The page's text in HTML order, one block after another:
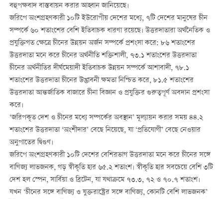
বহুপক্ষবাদ বাস্তবায়ন করার আহ্বান জানিয়েছে।
জরিপে অংশগ্রহণকারী ১০টি ইউরোপীয় দেশের মধ্যে, ৭টি দেশের মানুষের চীন
সম্পর্কে ৬০ শতাংশের বেশি ইতিবাচক ধারণা রয়েছে। উত্তরদাতারা অর্থনৈতিক ও
প্রযুক্তিগত ক্ষেত্রে চীনের উন্নয়ন অর্জন সম্পর্কে প্রশংসা করে: ৮৬ শতাংশের
উত্তরদাতা মনে করে চীনের অর্থনীতি শক্তিশালী, ৭৩.১ শতাংশের উত্তরদাতা
চীনের অর্থনীতির দীর্ঘমেয়াদী ইতিবাচক উন্নয়ন সম্পর্কে আশাবাদী, ৭৮.১
শতাংশের উত্তরদাতা চীনের উদ্ভাবনী ক্ষমতা নিশ্চিত করে, ৮১.৫ শতাংশের
উত্তরদাতা আন্তর্জাতিক বাজারে চীনা বিজ্ঞান ও প্রযুক্তির গুরুত্বপূর্ণ অবদান প্রশংসা
করে।
‘জরিপকৃত দেশ ও চীনের মধ্যে সম্পর্কের অবস্থান’ মূল্যায়ন করার সময় ৪৪.২
শতাংশের উত্তরদাতা ‘অংশীদার’ বেছে নিয়েছে, যা ‘প্রতিযোগী’ বেছে নেওয়ার
অনুপাতের দ্বিগুণ।
জরিপে অংশগ্রহণকারী ১০টি দেশের বেশিরভাগ উত্তরদাতা মনে করে চীনের সঙ্গে
বাণিজ্য লাভজনক, গড় স্বীকৃতি হার ৬৫.২ শতাংশ। স্বীকৃতি হার সবচেয়ে বেশি ৩টি
দেশ হল স্পেন, সার্বিয়া ও ব্রিটেন, যা যথাক্রমে ৭৩.৩, ৭২ ও ৭০.৭ শতাংশ।
যখন ‘চীনের সঙ্গে বাণিজ্য ও যুক্তরাষ্ট্রের সঙ্গে বাণিজ্য, কোনটি বেশি লাভজনক’